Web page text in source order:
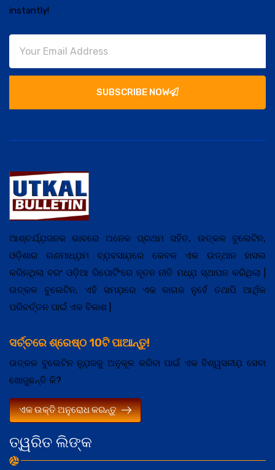
instantly!
SUBSCRIBE NOW
ତ୍ୱରିତ ଲିଙ୍କ
ଆଶ୍ଚର୍ଯ୍ଯ଼ଜନକ ଭାବରେ ଅନେକ ପ୍ରଥମ ସହିତ, ଉତ୍କଳ ବୁଲେଟିନ,
ଓଡ଼ିଶାର ଗଣମାଧ୍ଯ଼ମ ବ୍ଯ଼ବସାଯ଼ରେ କେବଳ ଏକ ଉତ୍ଥାନ ହାସଲ
କରିନଥିଲା ବରଂ ଓଡ଼ିଆ ରିପୋର୍ଟିଂରେ ନୂତନ ନୀତି ମଧ୍ଯ଼ ସ୍ଥାପନ କରିଥିଲା |
ଉତ୍କଳ ବୁଲେଟିନ, ଏହି ସମଯ଼ରେ ଏକ କାଗଜ ନୁହେଁ ତଥାପି ଆର୍ଥିକ
ପରିବର୍ତ୍ତନ ପାଇଁ ଏକ ବିକାଶ |
ସର୍ଚ୍ଚରେ ଶ୍ରେଷ୍ଠ 10ଟି ପାଆନ୍ତୁ!
ଉତ୍କଳ ବୁଲେଟିନ ନ୍ଯ଼ୁଜକୁ ଅନୁକୂଳ କରିବା ପାଇଁ ଏକ ବିଶ୍ୱସନୀଯ଼ ସେବା
ଖୋଜୁଛନ୍ତି କି?
ଏକ ଉକ୍ତି ଅନୁରୋଧ କରନ୍ତୁ